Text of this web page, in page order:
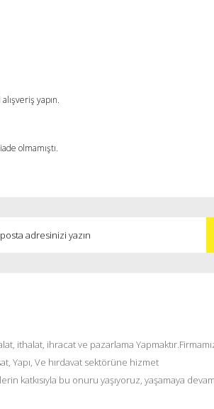
yapın.
olmamıştı.
ithalat, ihracat ve pazarlama
Yapı, Ve hırdavat sektörüne hizmet
katkısıyla bu onuru yaşıyoruz, yaşamaya